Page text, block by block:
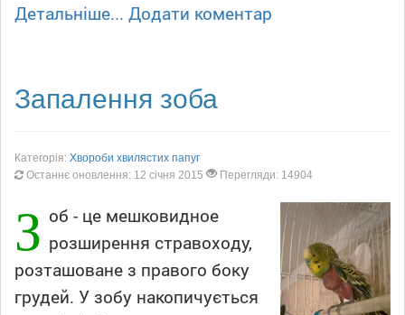
Детальніше... Додати коментар
Запалення зоба
Категорія: Хвороби хвилястих папуг
Останнє оновлення: 12 січня 2015
Перегляди: 14904
З об - це мешковидное
розширення стравоходу,
розташоване з правого боку
грудей. У зобу накопичується